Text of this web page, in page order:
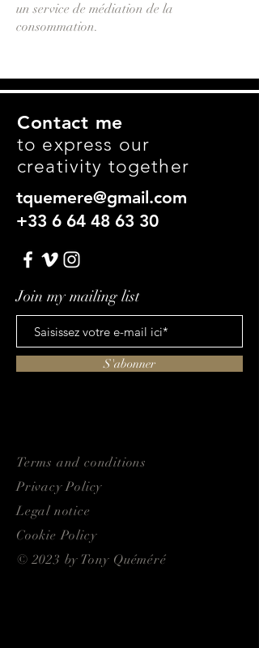
un service de médiation de la
consommation.
Contact me
to express our
creativity together
tquemere@gmail.com
+33 6 64 48 63 30
Join my mailing list
S'abonner
Terms and conditions
Privacy Policy
Legal notice
Cookie Policy
© 2023 by Tony Quéméré